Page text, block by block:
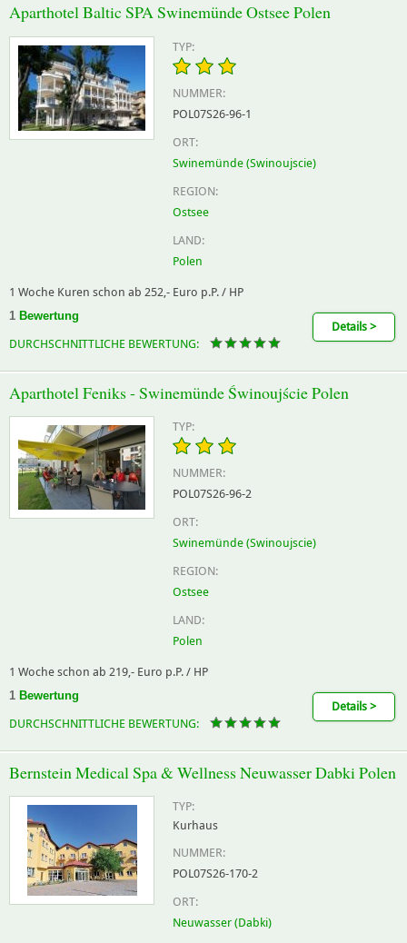
Aparthotel Baltic SPA Swinemünde Ostsee Polen
TYP:
NUMMER:
POL07S26-96-1
ORT:
Swinemünde (Swinoujscie)
REGION:
Ostsee
LAND:
Polen
1 Woche Kuren schon ab 252,- Euro p.P. / HP
1 Bewertung
DURCHSCHNITTLICHE BEWERTUNG:
Details >
Aparthotel Feniks - Swinemünde Świnoujście Polen
TYP:
NUMMER:
POL07S26-96-2
ORT:
Swinemünde (Swinoujscie)
REGION:
Ostsee
LAND:
Polen
1 Woche schon ab 219,- Euro p.P. / HP
1 Bewertung
DURCHSCHNITTLICHE BEWERTUNG:
Details >
Bernstein Medical Spa & Wellness Neuwasser Dabki Polen
TYP:
Kurhaus
NUMMER:
POL07S26-170-2
ORT:
Neuwasser (Dabki)